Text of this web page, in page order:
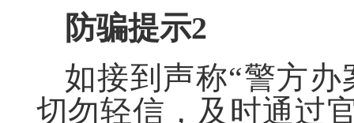
防骗提示2
如接到声称“警方办
切勿轻信，及时通过